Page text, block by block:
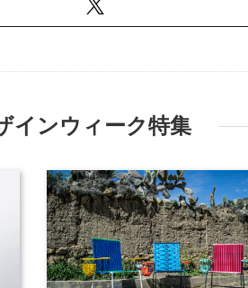
インウィーク特集